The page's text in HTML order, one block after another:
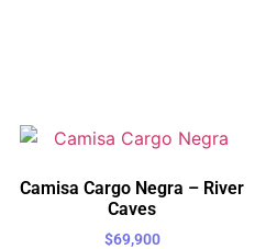
Camisa Cargo Negra – River
Caves
$69,900